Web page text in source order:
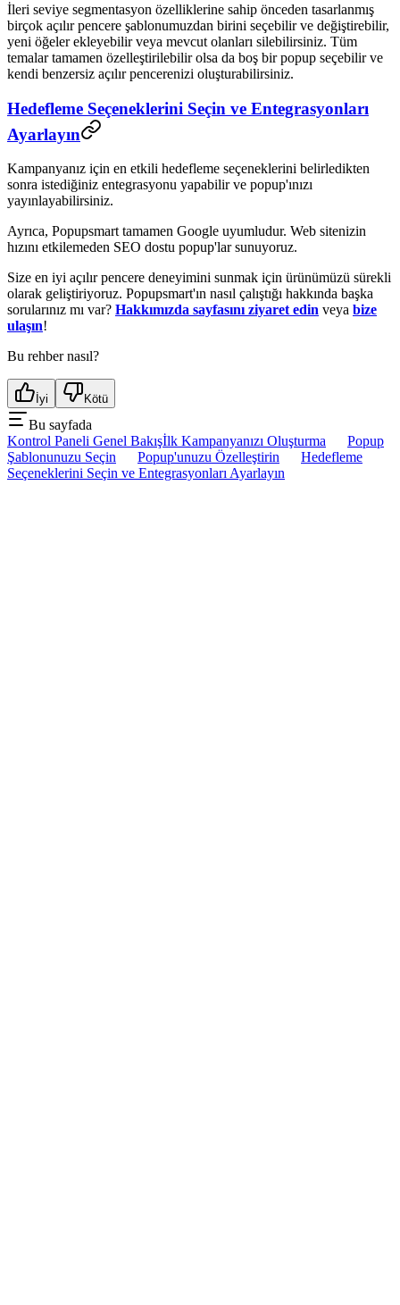
İleri seviye segmentasyon özelliklerine sahip önceden tasarlanmış
birçok açılır pencere şablonumuzdan birini seçebilir ve değiştirebilir,
yeni öğeler ekleyebilir veya mevcut olanları silebilirsiniz. Tüm
temalar tamamen özelleştirilebilir olsa da boş bir popup seçebilir ve
kendi benzersiz açılır pencerenizi oluşturabilirsiniz.
Hedefleme Seçeneklerini Seçin ve Entegrasyonları
Ayarlayın
Kampanyanız için en etkili hedefleme seçeneklerini belirledikten
sonra istediğiniz entegrasyonu yapabilir ve popup'ınızı
yayınlayabilirsiniz.
Ayrıca, Popupsmart tamamen Google uyumludur. Web sitenizin
hızını etkilemeden SEO dostu popup'lar sunuyoruz.
Size en iyi açılır pencere deneyimini sunmak için ürünümüzü sürekli
olarak geliştiriyoruz. Popupsmart'ın nasıl çalıştığı hakkında başka
sorularınız mı var? Hakkımızda sayfasını ziyaret edin veya bize
ulaşın!
Bu rehber nasıl?
İyi Kötü
Bu sayfada
Kontrol Paneli Genel Bakışİlk Kampanyanızı Oluşturma
Popup
Şablonunuzu Seçin
Popup'unuzu Özelleştirin
Hedefleme
Seçeneklerini Seçin ve Entegrasyonları Ayarlayın